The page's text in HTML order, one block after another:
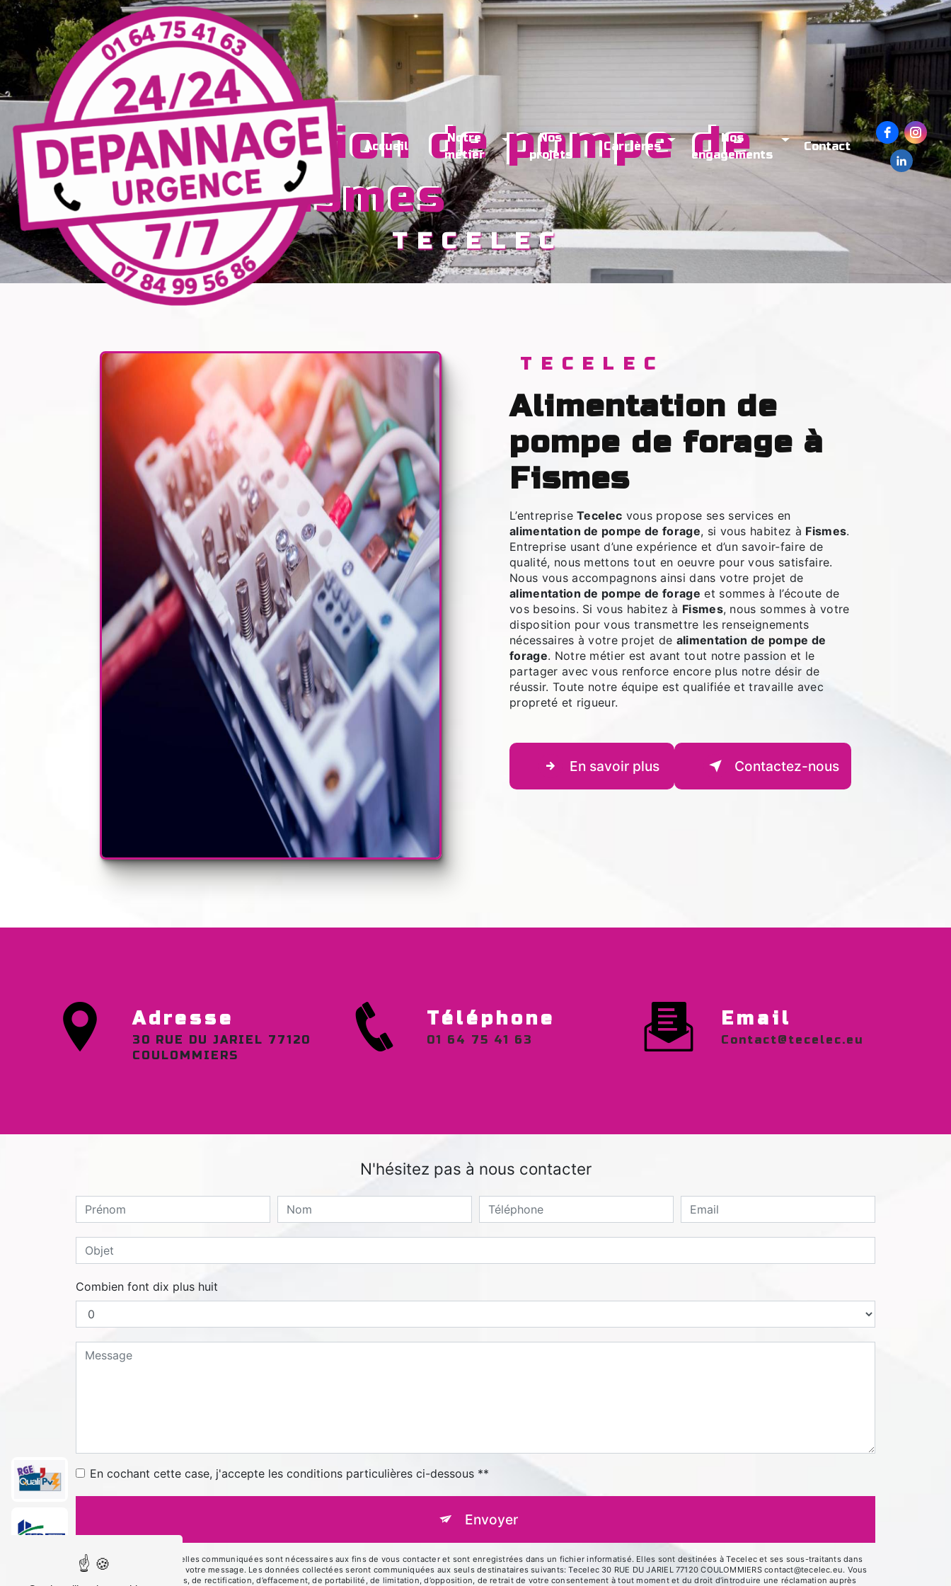
Accueil
Notre
métier
Nos
projets
Carrières
Nos
engagements
Contact
alimentation de pompe de
forage Fismes
TECELEC
TECELEC
alimentation de
pompe de forage à
Fismes
L’entrepriseTecelec vous propose ses services en
alimentation de pompe de forage, si vous habitez à Fismes.
Entreprise usant d’une expérience et d’un savoir-faire de
qualité, nous mettons tout en oeuvre pour vous satisfaire.
Nous vous accompagnons ainsi dans votre projet de
alimentation de pompe de forage et sommes à l’écoute de
vos besoins. Si vous habitez à Fismes, nous sommes à votre
disposition pour vous transmettre les renseignements
nécessaires à votre projet de alimentation de pompe de
forage. Notre métier est avant tout notre passion et le
partager avec vous renforce encore plus notre désir de
réussir. Toute notre équipe est qualifiée et travaille avec
propreté et rigueur.
En savoir plus Contactez-nous
Adresse
30 RUE DU JARIEL 77120
COULOMMIERS
Téléphone
01 64 75 41 63
Email
contact@tecelec.eu
N'hésitez pas à nous contacter
Combien font dix plus huit
En cochant cette case, j'accepte les conditions particulières ci-dessous **
Envoyer
** Les données personnelles communiquées sont nécessaires aux fins de vous contacter et sont enregistrées dans un fichier informatisé. Elles sont destinées à Tecelec et ses sous-traitants dans
le seul but de répondre à votre message. Les données collectées seront communiquées aux seuls destinataires suivants: Tecelec 30 RUE DU JARIEL 77120 COULOMMIERS contact@tecelec.eu. Vous
disposez de droits d’accès, de rectification, d’effacement, de portabilité, de limitation, d’opposition, de retrait de votre consentement à tout moment et du droit d’introduire une réclamation auprès
Panneau de gestion des cookies